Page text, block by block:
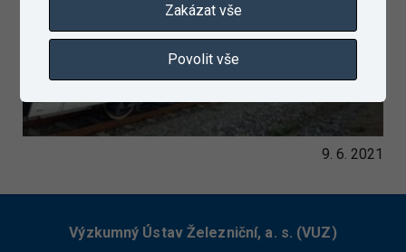
9. 6. 2021
Výzkumný Ústav Železniční, a. s. (VUZ)
Zakázat vše
Povolit vše